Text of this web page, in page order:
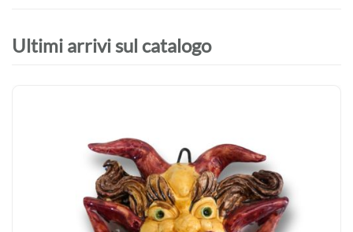
Ultimi arrivi sul catalogo